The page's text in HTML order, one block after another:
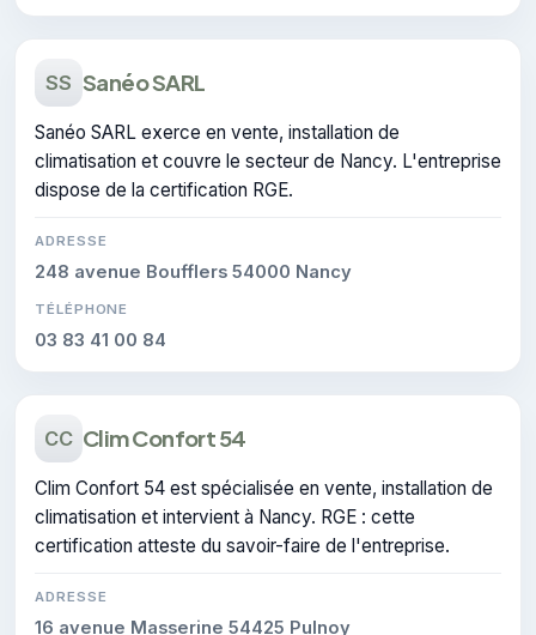
SS Sanéo SARL
Sanéo SARL exerce en vente, installation de
climatisation et couvre le secteur de Nancy. L'entreprise
dispose de la certification RGE.
ADRESSE
248 avenue Boufflers 54000 Nancy
TÉLÉPHONE
03 83 41 00 84
CC Clim Confort 54
Clim Confort 54 est spécialisée en vente, installation de
climatisation et intervient à Nancy. RGE : cette
certification atteste du savoir-faire de l'entreprise.
ADRESSE
16 avenue Masserine 54425 Pulnoy